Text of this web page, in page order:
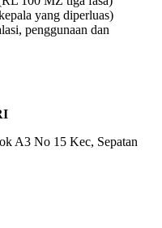
yang diperluas)
penggunaan dan
A3 No 15 Kec, Sepatan